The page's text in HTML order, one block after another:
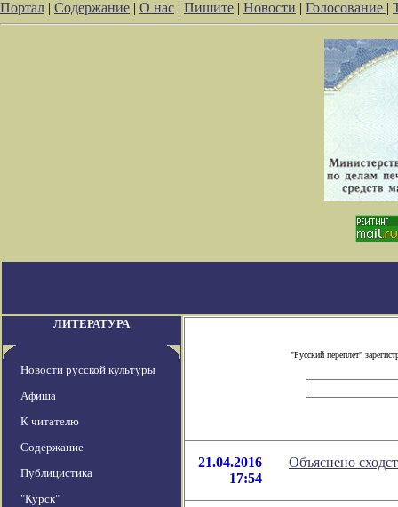
Портал | Содержание | О нас | Пишите | Новости | Голосование |
ЛИТЕРАТУРА
Новости русской культуры
Афиша
К читателю
Содержание
Публицистика
"Курск"
"Русский переплет"
21.04.2016
17:54
Объяснено